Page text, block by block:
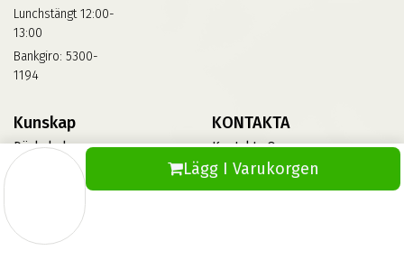
Lägg I Varukorgen
Lunchstängt 12:00-
13:00
Bankgiro: 5300-
1194
Kunskap
Däckskola
Informationsbank Av Däck
Och Fälgar
KONTAKTA
Kontakta Oss
Vinterdäck